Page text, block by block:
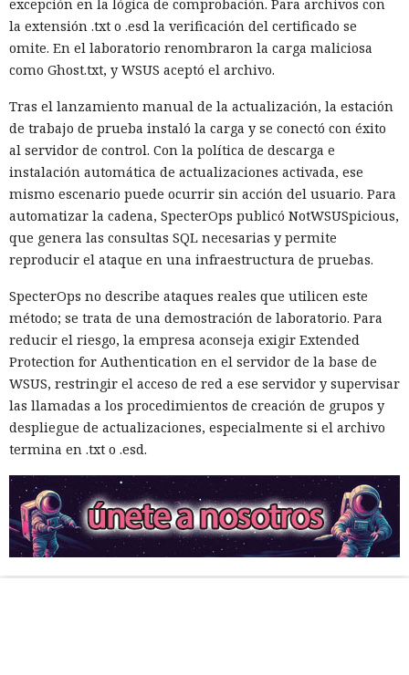
excepción en la lógica de comprobación. Para archivos con
la extensión .txt o .esd la verificación del certificado se
omite. En el laboratorio renombraron la carga maliciosa
como Ghost.txt, y WSUS aceptó el archivo.
Tras el lanzamiento manual de la actualización, la estación
de trabajo de prueba instaló la carga y se conectó con éxito
al servidor de control. Con la política de descarga e
instalación automática de actualizaciones activada, ese
mismo escenario puede ocurrir sin acción del usuario. Para
automatizar la cadena, SpecterOps publicó NotWSUSpicious,
que genera las consultas SQL necesarias y permite
reproducir el ataque en una infraestructura de pruebas.
SpecterOps no describe ataques reales que utilicen este
método; se trata de una demostración de laboratorio. Para
reducir el riesgo, la empresa aconseja exigir Extended
Protection for Authentication en el servidor de la base de
WSUS, restringir el acceso de red a ese servidor y supervisar
las llamadas a los procedimientos de creación de grupos y
despliegue de actualizaciones, especialmente si el archivo
termina en .txt o .esd.